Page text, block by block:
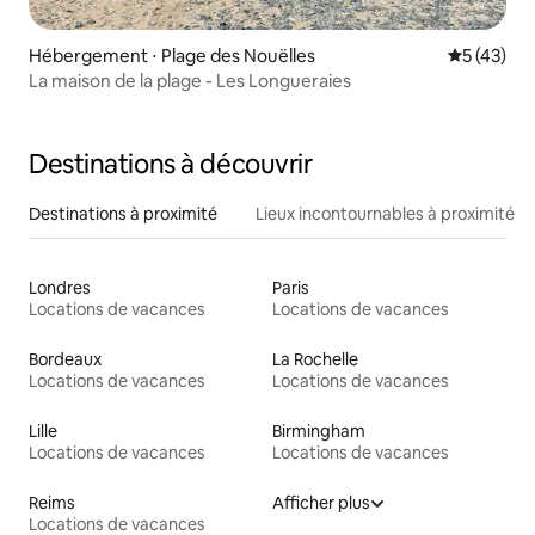
Hébergement ⋅ Plage des Nouëlles
5 (43)
La maison de la plage - Les Longueraies
Destinations à découvrir
Destinations à proximité Lieux incontournables à proximité
Londres
Locations de vacances
Paris
Locations de vacances
Bordeaux
Locations de vacances
La Rochelle
Locations de vacances
Lille
Locations de vacances
Birmingham
Locations de vacances
Reims
Locations de vacances
Afficher plus